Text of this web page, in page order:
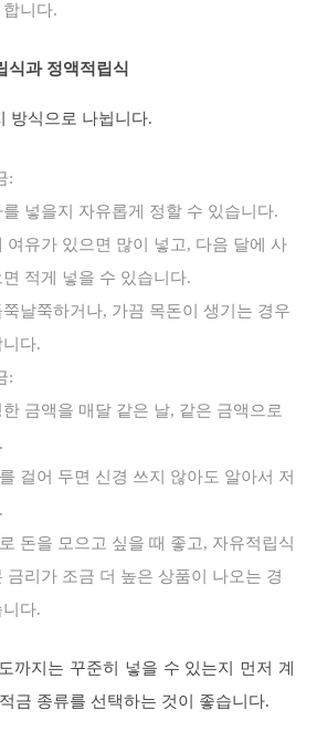
니다.
식과 정액적립식
방식으로 나뉩니다.
:
넣을지 자유롭게 정할 수 있습니다.
여유가 있으면 많이 넣고, 다음 달에 사
적게 넣을 수 있습니다.
날쭉하거나, 가끔 목돈이 생기는 경우
다.
:
금액을 매달 같은 날, 같은 금액으로
걸어 두면 신경 쓰지 않아도 알아서 저
돈을 모으고 싶을 때 좋고, 자유적립식
금리가 조금 더 높은 상품이 나오는 경
다.
까지는 꾸준히 넣을 수 있는지 먼저 계
금 종류를 선택하는 것이 좋습니다.